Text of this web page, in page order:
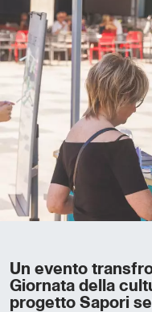
Un evento
Giornata della
progetto Sapori